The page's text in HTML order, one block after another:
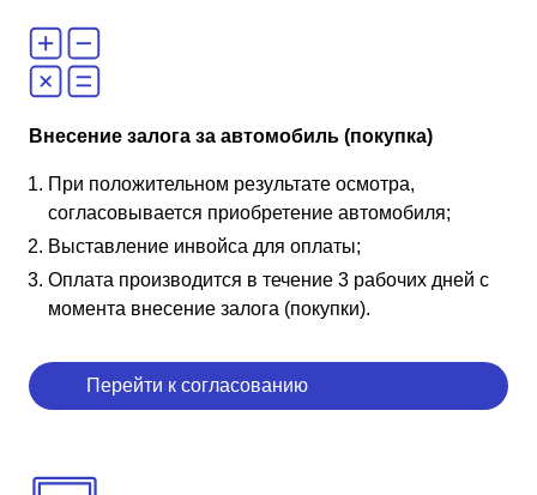
Внесение залога за автомобиль (покупка)
При положительном результате осмотра,
согласовывается приобретение автомобиля;
Выставление инвойса для оплаты;
Оплата производится в течение 3 рабочих дней с
момента внесение залога (покупки).
Перейти к согласованию